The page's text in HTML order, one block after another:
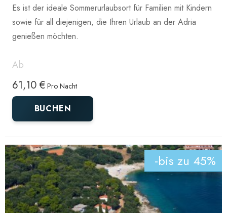
Ab
61,10 € Pro Nacht
BUCHEN
Es ist der ideale Sommerurlaubsort für Familien mit Kindern
sowie für all diejenigen, die Ihren Urlaub an der Adria
genießen möchten.
-bis zu 45%